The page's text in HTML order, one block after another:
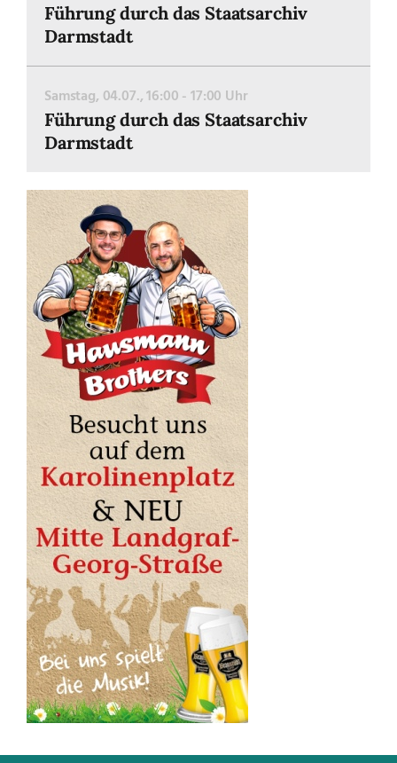
Führung durch das Staatsarchiv
Darmstadt
Samstag, 04.07., 16:00 - 17:00 Uhr
Führung durch das Staatsarchiv
Darmstadt